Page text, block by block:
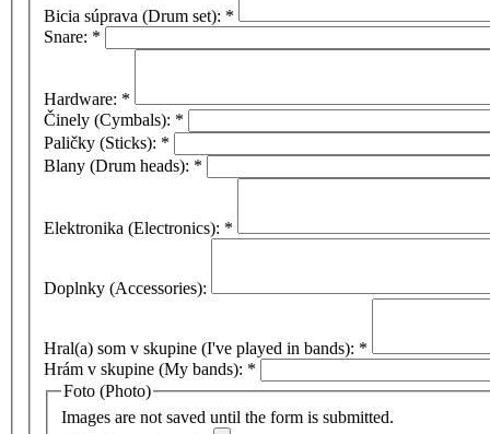
Bicia súprava (Drum set): *
Snare: *
Hardware: *
Činely (Cymbals): *
Paličky (Sticks): *
Blany (Drum heads): *
Elektronika (Electronics): *
Doplnky (Accessories):
Hral(a) som v skupine (I've played in bands): *
Hrám v skupine (My bands): *
Foto (Photo)
Images are not saved until the form is submitted.